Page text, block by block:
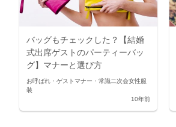
バッグもチェックした？【結婚
式出席ゲストのパーティーバッ
グ】マナーと選び方
お呼ばれ・ゲストマナー・常識二次会女性服
装
10年前